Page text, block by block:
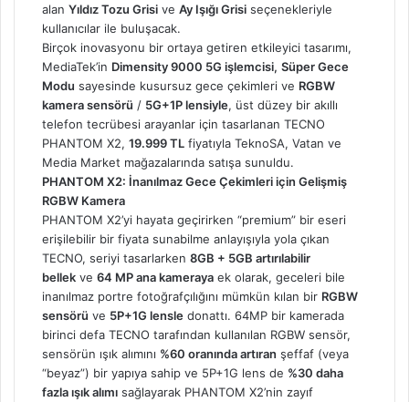
alan Yıldız Tozu Grisi ve Ay Işığı Grisi seçenekleriyle
kullanıcılar ile buluşacak.
Birçok inovasyonu bir ortaya getiren etkileyici tasarımı,
MediaTek’in Dimensity 9000 5G işlemcisi, Süper Gece
Modu sayesinde kusursuz gece çekimleri ve RGBW
kamera sensörü / 5G+1P lensiyle, üst düzey bir akıllı
telefon tecrübesi arayanlar için tasarlanan TECNO
PHANTOM X2, 19.999 TL fiyatıyla TeknoSA, Vatan ve
Media Market mağazalarında satışa sunuldu.
PHANTOM X2: İnanılmaz Gece Çekimleri için Gelişmiş
RGBW Kamera
PHANTOM X2’yi hayata geçirirken “premium” bir eseri
erişilebilir bir fiyata sunabilme anlayışıyla yola çıkan
TECNO, seriyi tasarlarken 8GB + 5GB artırılabilir
bellek ve 64 MP ana kameraya ek olarak, geceleri bile
inanılmaz portre fotoğrafçılığını mümkün kılan bir RGBW
sensörü ve 5P+1G lensle donattı. 64MP bir kamerada
birinci defa TECNO tarafından kullanılan RGBW sensör,
sensörün ışık alımını %60 oranında artıran şeffaf (veya
“beyaz”) bir yapıya sahip ve 5P+1G lens de %30 daha
fazla ışık alımı sağlayarak PHANTOM X2’nin zayıf